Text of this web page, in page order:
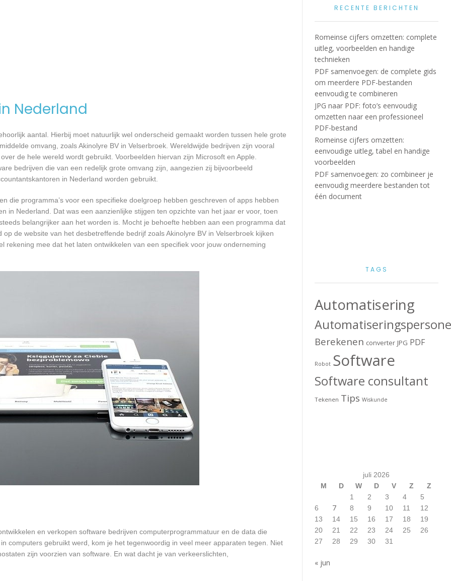
Nederland
aantal. Hierbij moet natuurlijk wel onderscheid gemaakt worden tussen hele grote
omvang, zoals Akinolyre BV in Velserbroek. Wereldwijde bedrijven zijn vooral
de hele wereld wordt gebruikt. Voorbeelden hiervan zijn Microsoft en Apple.
bedrijven die van een redelijk grote omvang zijn, aangezien zij bijvoorbeeld
in Nederland worden gebruikt.
die programma’s voor een specifieke doelgroep hebben geschreven of apps hebben
in Nederland. Dat was een aanzienlijke stijgen ten opzichte van het jaar er voor, toen
belangrijker aan het worden is. Mocht je behoefte hebben aan een programma dat
de website van het desbetreffende bedrijf zoals Akinolyre BV in Velserbroek kijken
mee dat het laten ontwikkelen van een specifiek voor jouw onderneming
en verkopen software bedrijven computerprogrammatuur en de data die
computers gebruikt werd, kom je het tegenwoordig in veel meer apparaten tegen. Niet
zijn voorzien van software. En wat dacht je van verkeerslichten,
RECENTE BERICHTEN
Romeinse cijfers omzetten: complete
uitleg, voorbeelden en handige
technieken
PDF samenvoegen: de complete gids
om meerdere PDF-bestanden
eenvoudig te combineren
JPG naar PDF: foto’s eenvoudig
omzetten naar een professioneel
PDF-bestand
Romeinse cijfers omzetten:
eenvoudige uitleg, tabel en handige
voorbeelden
PDF samenvoegen: zo combineer je
eenvoudig meerdere bestanden tot
één document
TAGS
Automatisering
Berekenen converter JPG PDF
Robot Software
Software consultant
Tekenen Tips Wiskunde
juli 2026
M
D W D V Z
Z
1
2 3 4
5
6
7 8 9 10 11
12
13
14 15 16 17 18
19
20
21 22 23 24 25
26
27
28 29 30 31
« jun